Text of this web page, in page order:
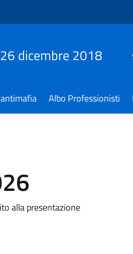
dicembre 2018
Albo Professionisti
alla presentazione